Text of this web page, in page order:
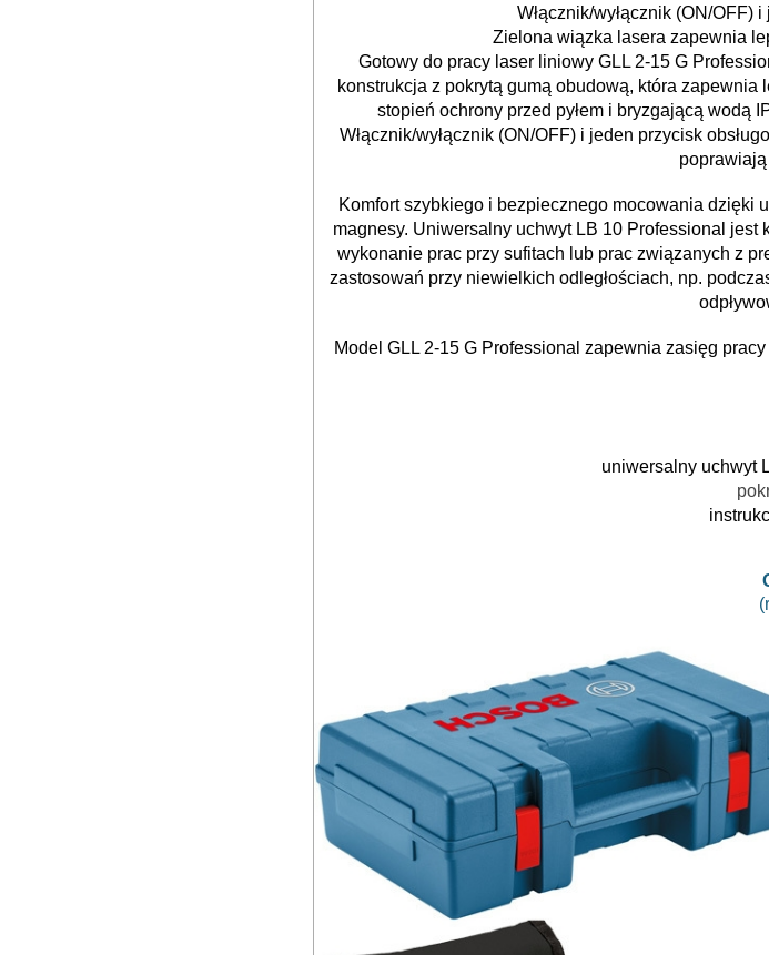
Włącznik/wyłącznik (ON/OFF)
Zielona wiązka lasera zapewnia
Gotowy do pracy laser liniowy GLL 2-15 G
konstrukcja z pokrytą gumą obudową, która
stopień ochrony przed pyłem i bryzgającą wodą
Włącznik/wyłącznik (ON/OFF) i jeden przycisk
Komfort szybkiego i bezpiecznego mocowania
magnesy. Uniwersalny uchwyt LB 10 Professional
wykonanie prac przy sufitach lub prac związanych z
zastosowań przy niewielkich odległościach, np.
Model GLL 2-15 G Professional zapewnia zasięg
uniwersalny uchwyt